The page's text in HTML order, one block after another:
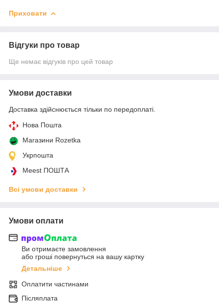
Приховати
Відгуки про товар
Ще немає відгуків про цей товар
Умови доставки
Доставка здійснюється тільки по передоплаті.
Нова Пошта
Магазини Rozetka
Укрпошта
Meest ПОШТА
Всі умови доставки
Умови оплати
Ви отримаєте замовлення
або гроші повернуться на вашу картку
Детальніше
Оплатити частинами
Післяплата